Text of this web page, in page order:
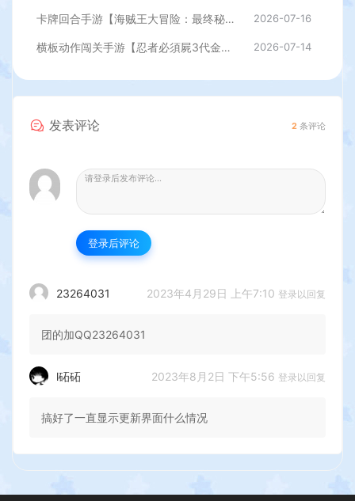
卡牌回合手游【海贼王大冒险：最终秘宝多区跨服版】最新整理单机一键即玩镜像端+Linux手工服务端+管理后台+CDK授权后台+安卓+详细搭建教程 2026-07-16
横板动作闯关手游【忍者必須屍3代金券内购版】最新整理单机一键即玩镜像端+Linux手工服务端+安卓苹果双端+前后端全套源码+CDK授权后台+详细搭建教程 2026-07-14
发表评论 2 条评论
登录后评论
23264031 2023年4月29日 上午7:10 登录以回复
团的加QQ23264031
l砳砳 2023年8月2日 下午5:56 登录以回复
搞好了一直显示更新界面什么情况